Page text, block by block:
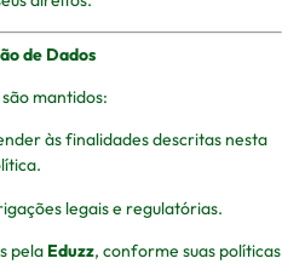
de Dados
mantidos:
às finalidades descritas nesta
legais e regulatórias.
pela Eduzz, conforme suas políticas